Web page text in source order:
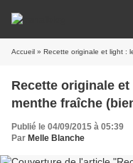
Accueil » Recette originale et light :
Recette originale
menthe fraîche
Publié le 04/09/2015 à 05:39
Par Melle Blanche